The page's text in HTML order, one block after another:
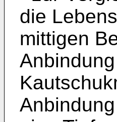
die
mittigen